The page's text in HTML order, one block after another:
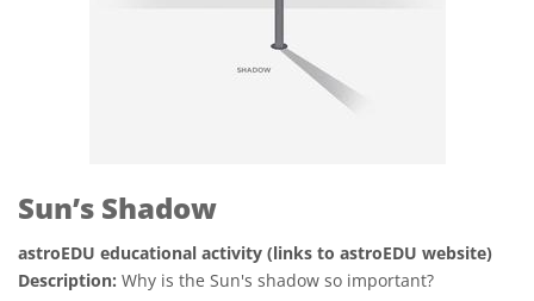
Sun’s Shadow
astroEDU educational activity (links to astroEDU website)
Description: Why is the Sun's shadow so important?